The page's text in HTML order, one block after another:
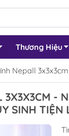
Thương Hiệu
Nepall
-
SINH TIỆN